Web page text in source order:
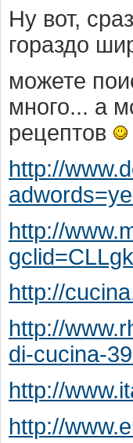
Ну вот,
гораздо
можете
много... а
рецептов
http://
http://
http://
http://
di-cucina-
http://
http://